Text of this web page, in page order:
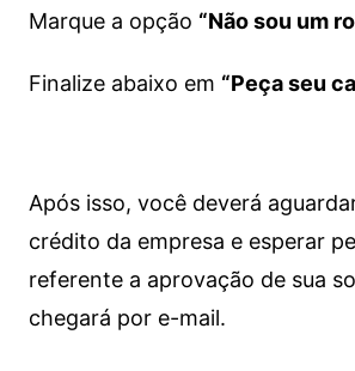
Marque a opção “Não sou um
Finalize abaixo em “Peça seu
Após isso, você deverá
crédito da empresa e esperar
referente a aprovação de sua
chegará por e-mail.